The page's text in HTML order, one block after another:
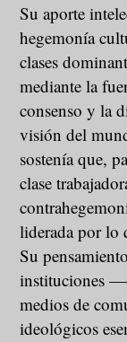
Su aporte
hegemonía
clases
mediante la
consenso y la
visión del
sostenía que,
clase
liderada por lo
Su
instituciones
medios de
ideológicos